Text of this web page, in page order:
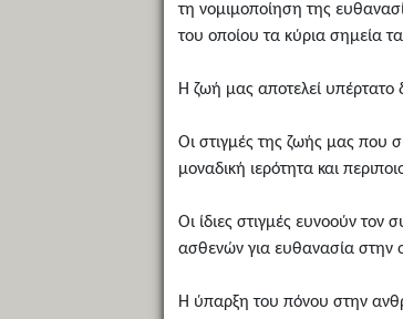
τη νομιμοποίηση της
του οποίου τα κύρια σημεία
Η ζωή μας αποτελεί υπέρτατο
Οι στιγμές της ζωής μας που
μοναδική ιερότητα και
Οι ίδιες στιγμές ευνοούν
ασθενών για ευθανασία στην
Η ύπαρξη του πόνου στην